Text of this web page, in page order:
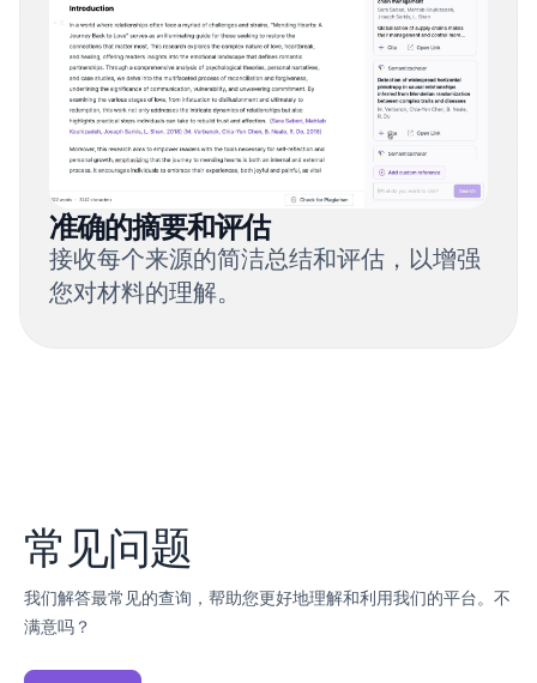
准确的摘要和评估
接收每个来源的简洁总结和评估，以增强
您对材料的理解。
常见问题
我们解答最常见的查询，帮助您更好地理解和利用我们的平台。不
满意吗？